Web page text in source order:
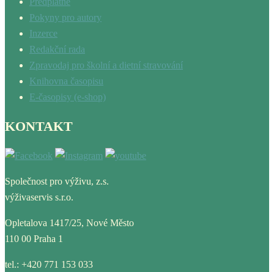
Pokyny pro autory
Inzerce
Redakční rada
Zpravodaj pro školní a dietní stravování
Knihovna časopisu
E-časopisy (e-shop)
KONTAKT
Společnost pro výživu, z.s.
výživaservis s.r.o.
Opletalova 1417/25, Nové Město
110 00 Praha 1
tel.: +420 771 153 033